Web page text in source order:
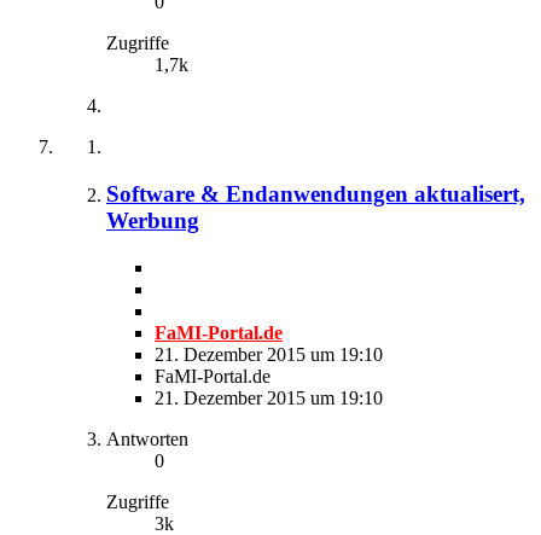
Zugriffe
1,7k
Software & Endanwendungen aktualisert,
Werbung
FaMI-Portal.de
21. Dezember 2015 um 19:10
FaMI-Portal.de
21. Dezember 2015 um 19:10
Antworten
0
Zugriffe
3k